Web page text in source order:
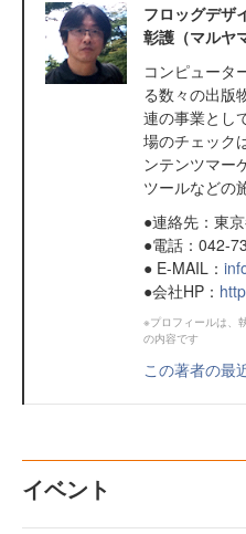
フロッグデザ
彰護（マルヤ
コンピュータ
る数々の出版
連の事業とし
場のチェック
ンテンツマー
ツールなどの
●連絡先：東
●電話：042-
● E-MAIL：
●会社HP：
※プロフィールは、
の内容です
この著者の最
イベント